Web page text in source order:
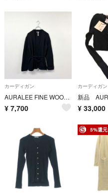
カーディガン
AURALEE FINE WOOL CORD CARDIGAN ファイン ウール コード カーディガン ブラック サイズ 1
¥ 7,700
カーディガン
¥ 33,000
5%還元